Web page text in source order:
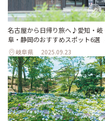
名古屋から日帰り旅へ♪愛知・岐
阜・静岡のおすすめスポット6選
岐阜県 2025.09.23